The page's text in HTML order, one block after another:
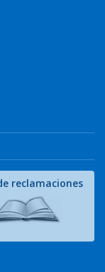
reclamaciones